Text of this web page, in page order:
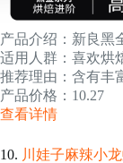
产品介绍：新良黑
适用人群：喜欢烘
推荐理由：含有丰
产品价格：10.27
查看详情
10. 川娃子麻辣小